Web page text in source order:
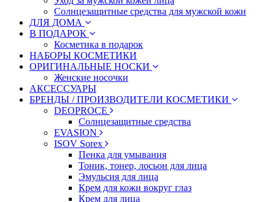
Солнцезащитные средства для мужской кожи
ДЛЯ ДОМА
В ПОДАРОК
Косметика в подарок
НАБОРЫ КОСМЕТИКИ
ОРИГИНАЛЬНЫЕ НОСКИ
Женские носочки
АКСЕССУАРЫ
БРЕНДЫ / ПРОИЗВОДИТЕЛИ КОСМЕТИКИ
DEOPROCE
Солнцезащитные средства
EVASION
ISOV Sorex
Пенка для умывания
Тоник, тонер, лосьон для лица
Эмульсия для лица
Крем для кожи вокруг глаз
Крем для лица